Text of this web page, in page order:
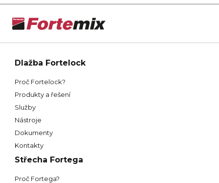
Dlažba Fortelock
Proč Fortelock?
Produkty a řešení
Služby
Nástroje
Dokumenty
Kontakty
Střecha Fortega
Proč Fortega?